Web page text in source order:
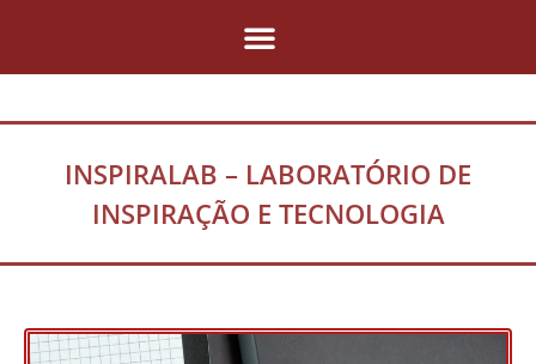
o
conteúdoINSPIRALAB – LABORATÓRIO DE
INSPIRAÇÃO E TECNOLOGIA